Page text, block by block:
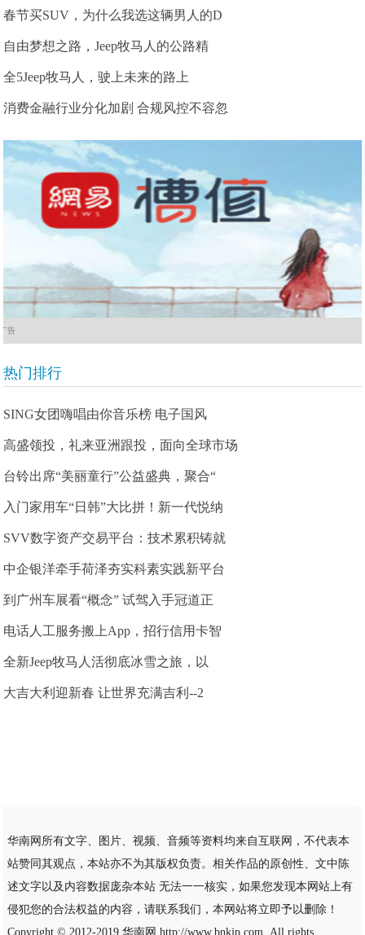
春节买SUV，为什么我选这辆男人的D
自由梦想之路，Jeep牧马人的公路精
全5Jeep牧马人，驶上未来的路上
消费金融行业分化加剧 合规风控不容忽
广告
热门排行
SING女团嗨唱由你音乐榜 电子国风
高盛领投，礼来亚洲跟投，面向全球市场
台铃出席“美丽童行”公益盛典，聚合“
入门家用车“日韩”大比拼！新一代悦纳
SVV数字资产交易平台：技术累积铸就
中企银洋牵手荷泽夯实科素实践新平台
到广州车展看“概念” 试驾入手冠道正
电话人工服务搬上App，招行信用卡智
全新Jeep牧马人活彻底冰雪之旅，以
大吉大利迎新春 让世界充满吉利--2
华南网所有文字、图片、视频、音频等资料均来自互联网，不代表本
站赞同其观点，本站亦不为其版权负责。相关作品的原创性、文中陈
述文字以及内容数据庞杂本站 无法一一核实，如果您发现本网站上有
侵犯您的合法权益的内容，请联系我们，本网站将立即予以删除！
Copyright © 2012-2019 华南网 http://www.bnkjp.com, All rights